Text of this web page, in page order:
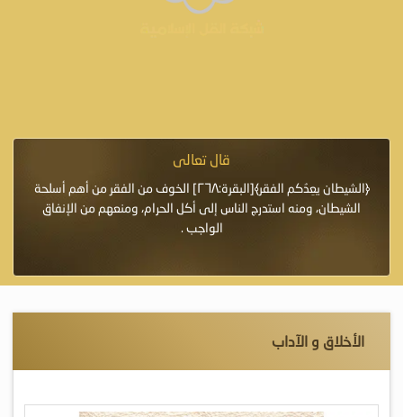
قال تعالى
﴿الشيطان يعِدُكم الفقر﴾[البقرة:٢٦٨] الخوف من الفقر من أهم أسلحة
الشيطان، ومنه استدرج الناس إلى أكل الحرام، ومنعهم من الإنفاق
الواجب .
الأخلاق و الآداب